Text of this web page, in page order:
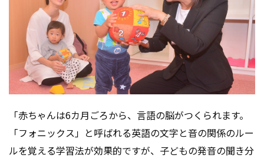
「赤ちゃんは6カ月ごろから、言語の脳がつくられます。
「フォニックス」と呼ばれる英語の文字と音の関係のルー
ルを覚える学習法が効果的ですが、子どもの発音の聞き分